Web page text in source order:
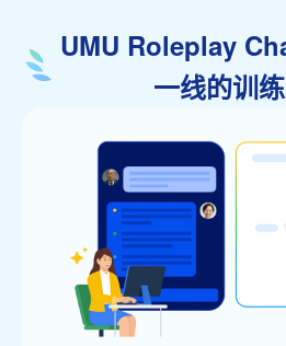
UMU Roleplay
一线的训